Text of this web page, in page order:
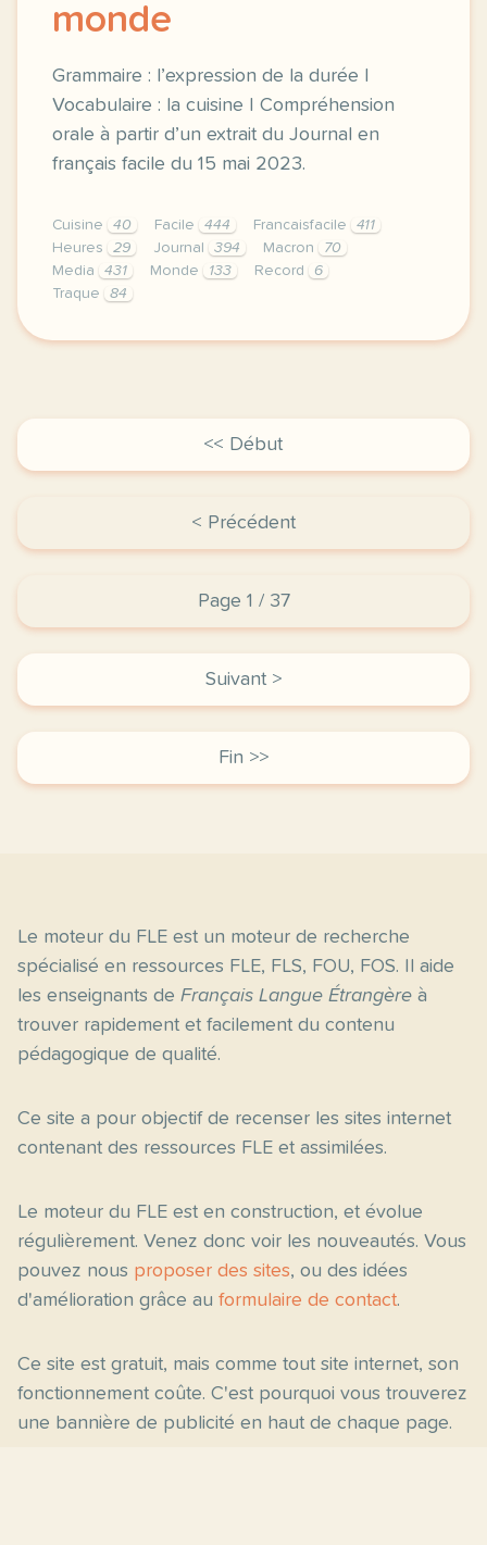
monde
Grammaire : l’expression de la durée |
Vocabulaire : la cuisine | Compréhension
orale à partir d’un extrait du Journal en
français facile du 15 mai 2023.
Cuisine 40 Facile 444 Francaisfacile
411
Heures
29 Journal 394 Macron
70
Media
431 Monde 133 Record
6
Traque
84
exercice a2 un nouveau record du monde
<< Début
< Précédent
Page 1 / 37
Suivant >
Fin >>
Le moteur du FLE est un moteur de recherche
spécialisé en ressources FLE, FLS, FOU, FOS. Il aide
les enseignants de Français Langue Étrangère à
trouver rapidement et facilement du contenu
pédagogique de qualité.
Ce site a pour objectif de recenser les sites internet
contenant des ressources FLE et assimilées.
Le moteur du FLE est en construction, et évolue
régulièrement. Venez donc voir les nouveautés. Vous
pouvez nous proposer des sites, ou des idées
d'amélioration grâce au formulaire de contact.
Ce site est gratuit, mais comme tout site internet, son
fonctionnement coûte. C'est pourquoi vous trouverez
une bannière de publicité en haut de chaque page.